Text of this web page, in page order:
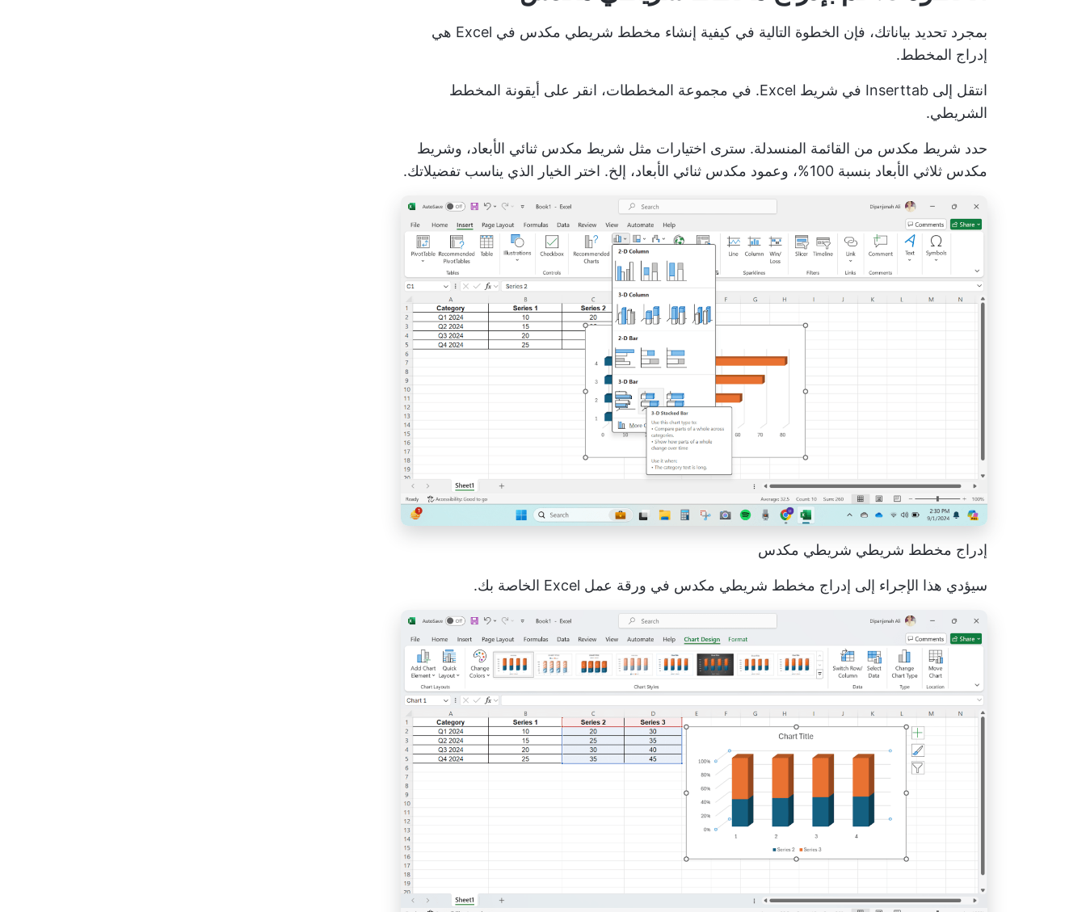
بمجرد تحديد بياناتك، فإن الخطوة التالية في كيفية إنشاء مخطط شريطي مكدس في Excel هي
إدراج المخطط.
انتقل إلى Inserttab في شريط Excel. في مجموعة المخططات، انقر على أيقونة المخطط
الشريطي.
حدد شريط مكدس من القائمة المنسدلة. سترى اختيارات مثل شريط مكدس ثنائي الأبعاد، وشريط
مكدس ثلاثي الأبعاد بنسبة 100%، وعمود مكدس ثنائي الأبعاد، إلخ. اختر الخيار الذي يناسب تفضيلاتك.
إدراج مخطط شريطي شريطي مكدس
سيؤدي هذا الإجراء إلى إدراج مخطط شريطي مكدس في ورقة عمل Excel الخاصة بك.